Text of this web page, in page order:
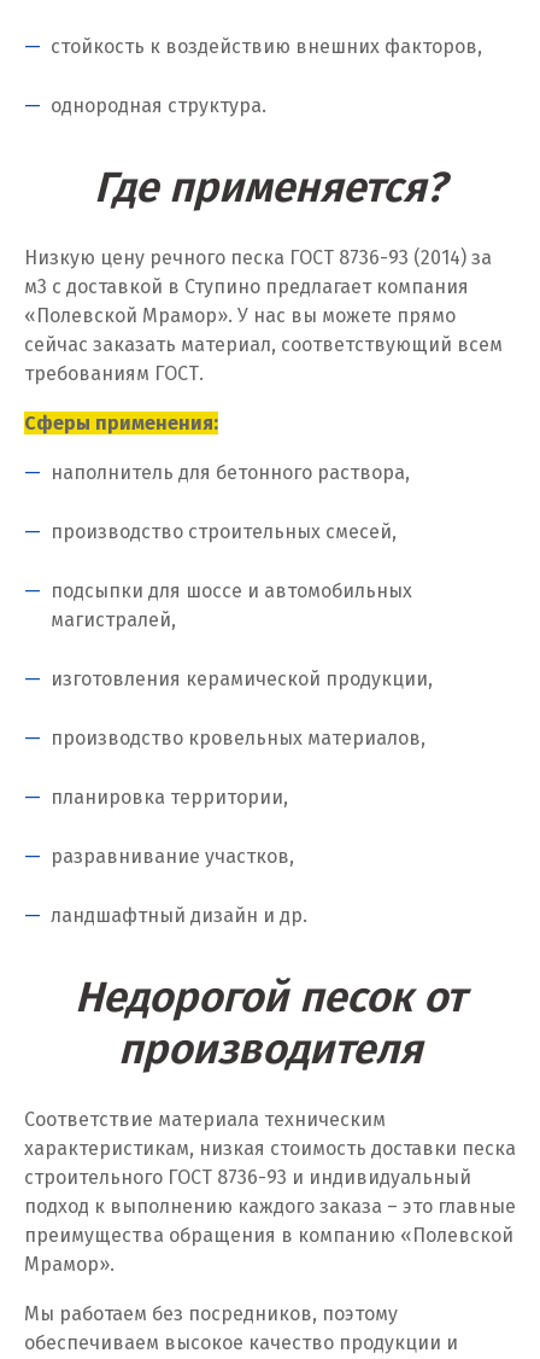
Камышево
Камышлов
Качканар
Киров
Кировград
Когалым
Коелга
Красногорск
Краснодар
Краснотурьинск
Красноярск
Кузино
Курск
Кушва
Лангепас
стойкость к воздействию внешних факторов,
однородная структура.
Где применяется?
Низкую цену речного песка ГОСТ 8736-93 (2014) за
м3 с доставкой в Ступино предлагает компания
«Полевской Мрамор». У нас вы можете прямо
сейчас заказать материал, соответствующий всем
требованиям ГОСТ.
Сферы применения:
наполнитель для бетонного раствора,
производство строительных смесей,
подсыпки для шоссе и автомобильных
магистралей,
изготовления керамической продукции,
производство кровельных материалов,
планировка территории,
разравнивание участков,
ландшафтный дизайн и др.
Недорогой песок от
производителя
Соответствие материала техническим
характеристикам, низкая стоимость доставки песка
строительного ГОСТ 8736-93 и индивидуальный
подход к выполнению каждого заказа – это главные
преимущества обращения в компанию «Полевской
Мрамор».
Мы работаем без посредников, поэтому
обеспечиваем высокое качество продукции и